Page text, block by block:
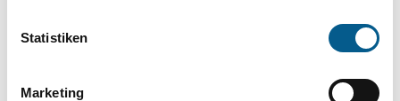
Statistiken
Marketing